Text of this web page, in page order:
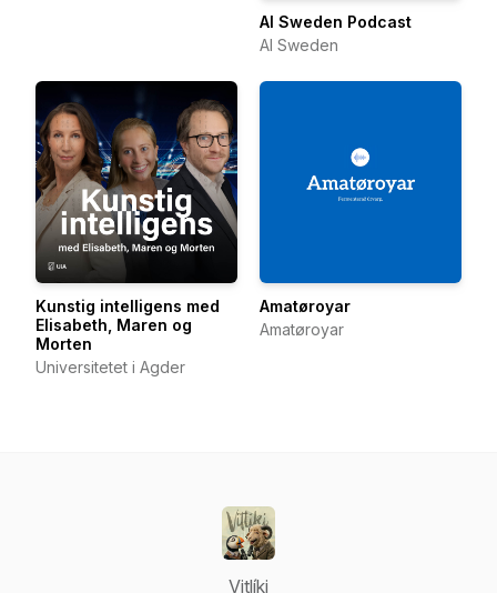
AI Sweden Podcast
AI Sweden
Kunstig intelligens med
Elisabeth, Maren og
Morten
Universitetet i Agder
Amatøroyar
Amatøroyar
Vitlíki